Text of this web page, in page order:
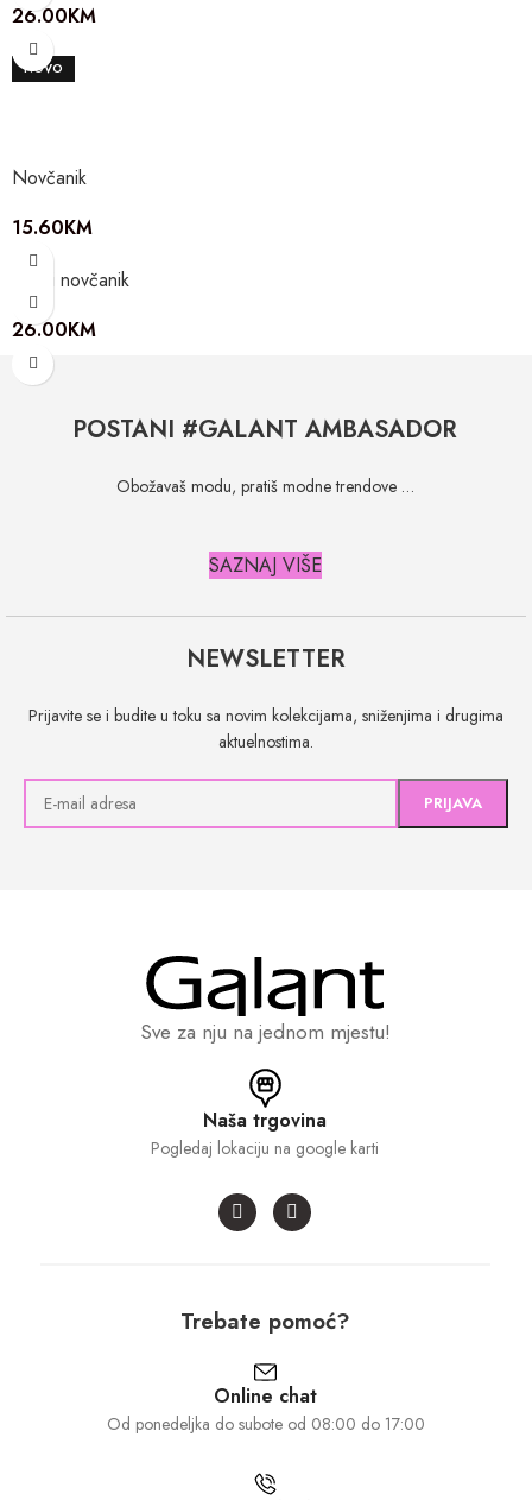
26.00KM
NOVO
Novčanik
15.60KM
Kožni novčanik
26.00KM
POSTANI #GALANT AMBASADOR
Obožavaš modu, pratiš modne trendove …
SAZNAJ VIŠE
NEWSLETTER
Prijavite se i budite u toku sa novim kolekcijama, sniženjima i drugima
aktuelnostima.
Sve za nju na jednom mjestu!
Naša trgovina
Pogledaj lokaciju na google karti
Trebate pomoć?
Online chat
Od ponedeljka do subote od 08:00 do 17:00